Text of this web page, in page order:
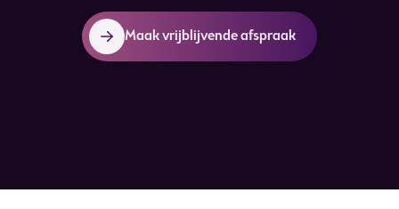
Maak vrijblijvende afspraak